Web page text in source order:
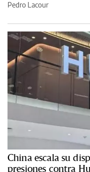
Pedro Lacour
China escala su
presiones contra